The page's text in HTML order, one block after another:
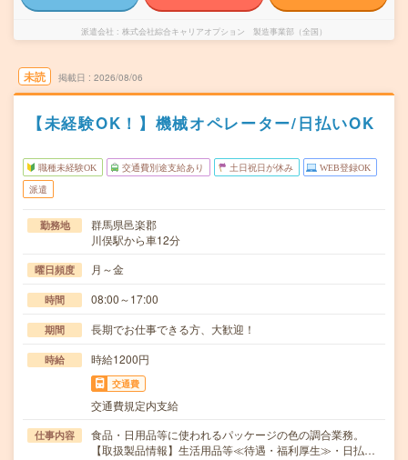
派遣会社 株式会社綜合キャリアオプション 製造事業部（全国）
未読 掲載日 2026/08/06
【未経験OK！】機械オペレーター/日払いOK
職種未経験OK 交通費別途支給あり 土日祝日が休み WEB登録OK
派遣
勤務地
群馬県邑楽郡
川俣駅から車12分
曜日頻度 月～金
時間 08:00～17:00
期間 長期でお仕事できる方、大歓迎！
時給 時給1200円
交通費
交通費規定内支給
仕事内容
食品・日用品等に使われるパッケージの色の調合業務。
【取扱製品情報】生活用品等≪待遇・福利厚生≫・日払…